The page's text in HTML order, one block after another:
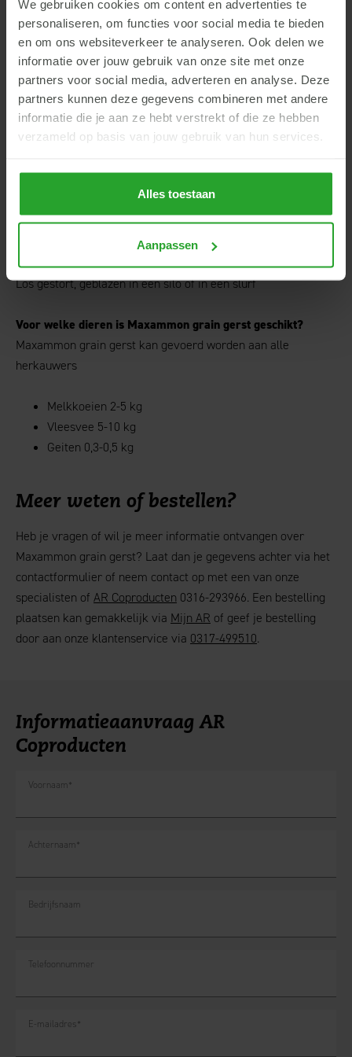
We gebruiken cookies om content en advertenties te
personaliseren, om functies voor social media te bieden
en om ons websiteverkeer te analyseren. Ook delen we
informatie over jouw gebruik van onze site met onze
partners voor social media, adverteren en analyse. Deze
partners kunnen deze gegevens combineren met andere
informatie die je aan ze hebt verstrekt of die ze hebben
verzameld op basis van jouw gebruik van hun services.
Alles toestaan
Aanpassen
*Voederwaarden kunnen licht variëren.
Meest gestelde vragen over
Maxammon grain gerst
Welk product kan het vervangen?
Maxammon grain gerst kan eiwitrijke grondstoffen (deels)
Maxammon grain gerst andere energieke krachtvoeders in
het rantsoen vervangen.
Hoe is Maxammon grain gerst beschikbaar?
Los gestort, geblazen in een silo of in een slurf
Voor welke dieren is Maxammon grain gerst geschikt?
Maxammon grain gerst kan gevoerd worden aan alle
herkauwers
Melkkoeien 2-5 kg
Vleesvee 5-10 kg
Geiten 0,3-0,5 kg
Meer weten of bestellen?
Heb je vragen of wil je meer informatie ontvangen over
Maxammon grain gerst? Laat dan je gegevens achter via het
contactformulier of neem contact op met een van onze
specialisten of AR Coproducten 0316-293966. Een bestelling
plaatsen kan gemakkelijk via Mijn AR of geef je bestelling
door aan onze klantenservice via 0317-499510.
Informatieaanvraag AR
Coproducten
Voornaam *
Achternaam *
Bedrijfsnaam
Telefoonnummer
E-mailadres*